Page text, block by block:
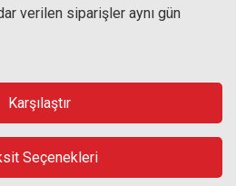
verilen siparişler aynı gün
Karşılaştır
Seçenekleri